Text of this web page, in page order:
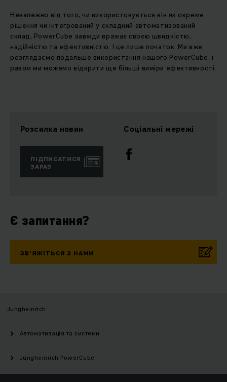
Незалежно від того, чи використовується він як окреме
рішення чи інтегрований у складний автоматизований
склад, PowerCube завжди вражає своєю швидкістю,
надійністю та ефективністю. І це лише початок. Ми вже
розглядаємо подальше використання нашого PowerCube, і
разом ми можемо відкрити ще більші виміри ефективності.
Розсилка новин
ПІДПИСАТИСЯ
ЗАРАЗ
Соціальні мережі
Є запитання?
ЗВ’ЯЖІТЬСЯ З НАМИ
Jungheinrich
Автоматизація та системи
Jungheinrich PowerCube